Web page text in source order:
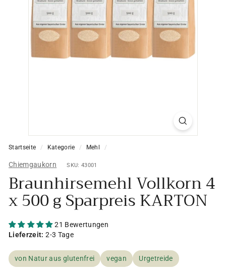
Startseite / Kategorie / Mehl /
Chiemgaukorn SKU: 43001
Braunhirsemehl Vollkorn 4
x 500 g Sparpreis KARTON
21 Bewertungen
Lieferzeit: 2-3 Tage
von Natur aus glutenfrei vegan Urgetreide